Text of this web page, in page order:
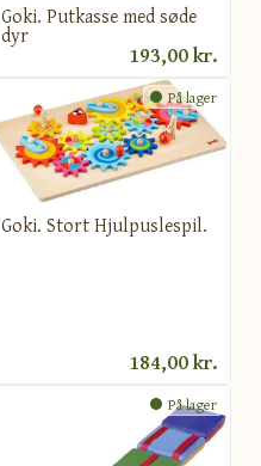
Goki. Putkasse med søde
dyr
193,00 kr.
På lager
Goki. Stort Hjulpuslespil.
184,00 kr.
På lager